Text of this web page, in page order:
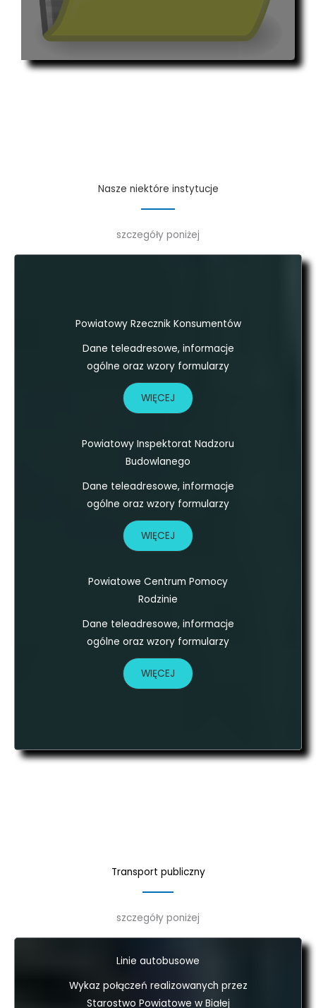
Nasze niektóre instytucje
szczegóły poniżej
Powiatowy Rzecznik Konsumentów
Dane teleadresowe, informacje
ogólne oraz wzory formularzy
WIĘCEJ
Powiatowy Inspektorat Nadzoru
Budowlanego
Dane teleadresowe, informacje
ogólne oraz wzory formularzy
WIĘCEJ
Powiatowe Centrum Pomocy
Rodzinie
Dane teleadresowe, informacje
ogólne oraz wzory formularzy
WIĘCEJ
Transport publiczny
szczegóły poniżej
Linie autobusowe
Wykaz połączeń realizowanych przez
Starostwo Powiatowe w Białej